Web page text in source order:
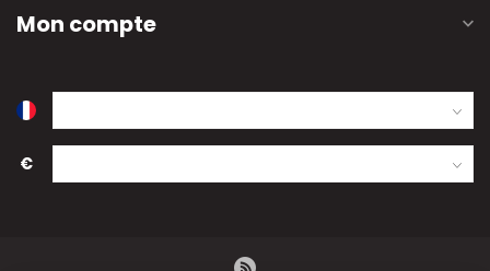
Mon compte
€